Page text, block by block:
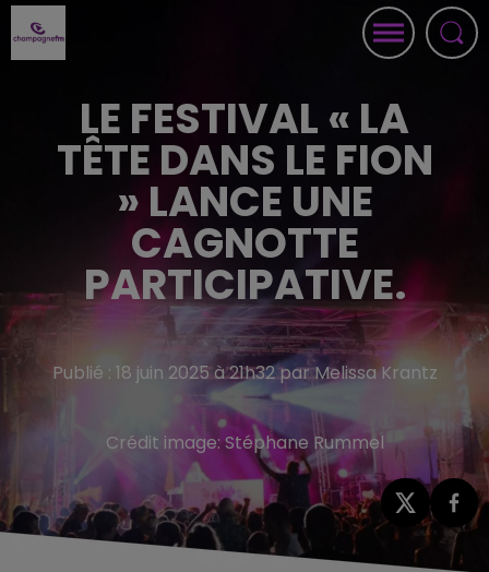
LE FESTIVAL « LA
TÊTE DANS LE FION
» LANCE UNE
CAGNOTTE
PARTICIPATIVE.
Publié : 18 juin 2025 à 21h32 par Melissa Krantz
Crédit image:Stéphane Rummel